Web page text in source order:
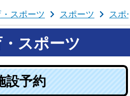
スポーツ スポーツ スポ
スポーツ
設予約